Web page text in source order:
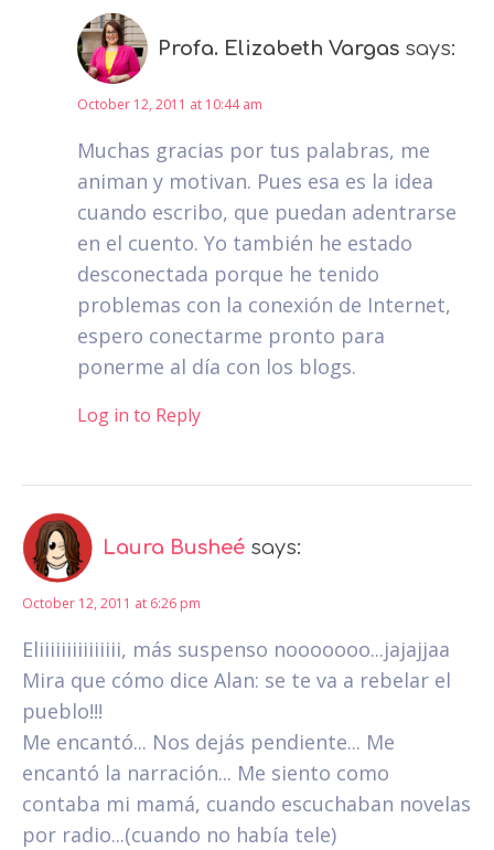
Profa. Elizabeth Vargas says:
October 12, 2011 at 10:44 am
Muchas gracias por tus palabras, me
animan y motivan. Pues esa es la idea
cuando escribo, que puedan adentrarse
en el cuento. Yo también he estado
desconectada porque he tenido
problemas con la conexión de Internet,
espero conectarme pronto para
ponerme al día con los blogs.
Log in to Reply
Laura Busheé says:
October 12, 2011 at 6:26 pm
Eliiiiiiiiiiiiiii, más suspenso nooooooo...jajajjaa
Mira que cómo dice Alan: se te va a rebelar el
pueblo!!!
Me encantó... Nos dejás pendiente... Me
encantó la narración... Me siento como
contaba mi mamá, cuando escuchaban novelas
por radio...(cuando no había tele)